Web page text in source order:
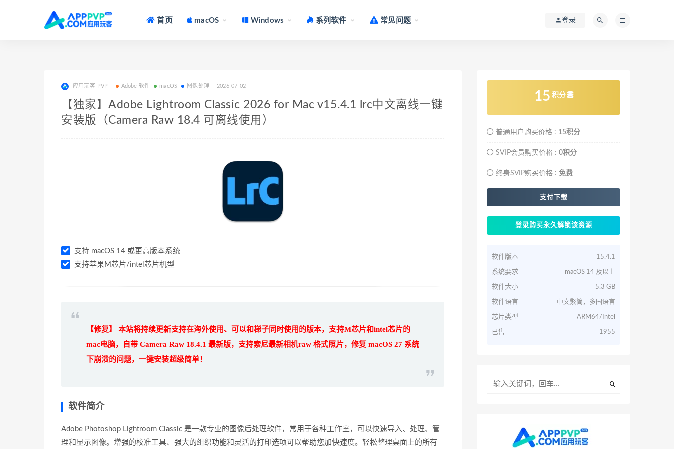
首页 macOS Windows 系列软件 常见问题 登录
应用玩客-PVP Adobe 软件 macOS 图像处理 2026-07-02
【独家】Adobe Lightroom Classic 2026 for Mac v15.4.1 lrc中文离线一键
安装版（Camera Raw 18.4 可离线使用）
支持 macOS 14 或更高版本系统
支持苹果M芯片/intel芯片机型
【修复】 本站将持续更新支持在海外使用、可以和梯子同时使用的版本，支持M芯片和intel芯片的
mac电脑，自带 Camera Raw 18.4.1 最新版，支持索尼最新相机raw 格式照片，修复 macOS 27 系统
下崩溃的问题，一键安装超级简单！
软件简介
Adobe Photoshop Lightroom Classic 是一款专业的图像后处理软件，常用于各种工作室，可以快速导入、处理、管
理和显示图像。增强的校准工具、强大的组织功能和灵活的打印选项可以帮助您加快速度。轻松整理桌面上的所有
15 积分
普通用户购买价格 : 15积分
SVIP会员购买价格 : 0积分
终身SVIP购买价格 : 免费
支付下载
登录购买永久解锁该资源
软件版本 15.4.1
系统要求 macOS 14 及以上
软件大小 5.3 GB
软件语言 中文繁简，多国语言
芯片类型 ARM64/Intel
已售 1955